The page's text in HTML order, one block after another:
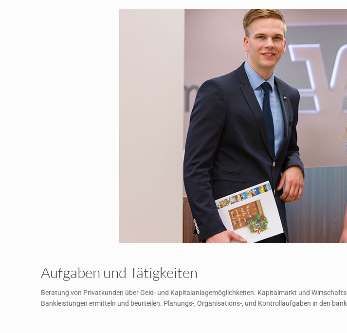
Aufgaben und Tätigkeiten
Beratung von Privatkunden über Geld- und Kapitalanlagemöglichkeiten. Kapitalmarkt und
Bankleistungen ermitteln und beurteilen. Planungs-, Organisations-, und Kontrollaufgaben in den